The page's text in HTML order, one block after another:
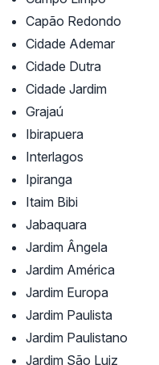
Capão Redondo
Cidade Ademar
Cidade Dutra
Cidade Jardim
Grajaú
Ibirapuera
Interlagos
Ipiranga
Itaim Bibi
Jabaquara
Jardim Ângela
Jardim América
Jardim Europa
Jardim Paulista
Jardim Paulistano
Jardim São Luiz